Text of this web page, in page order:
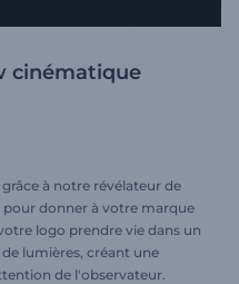
cinématique
à notre révélateur de
donner à votre marque
logo prendre vie dans un
lumières, créant une
de l'observateur.